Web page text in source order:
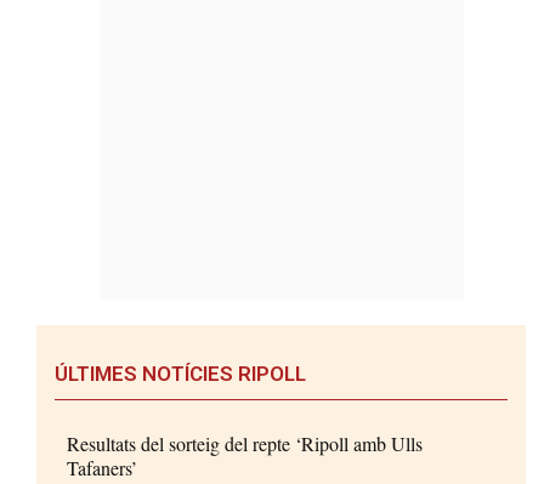
ÚLTIMES NOTÍCIES RIPOLL
Resultats del sorteig del repte ‘Ripoll amb Ulls
Tafaners’